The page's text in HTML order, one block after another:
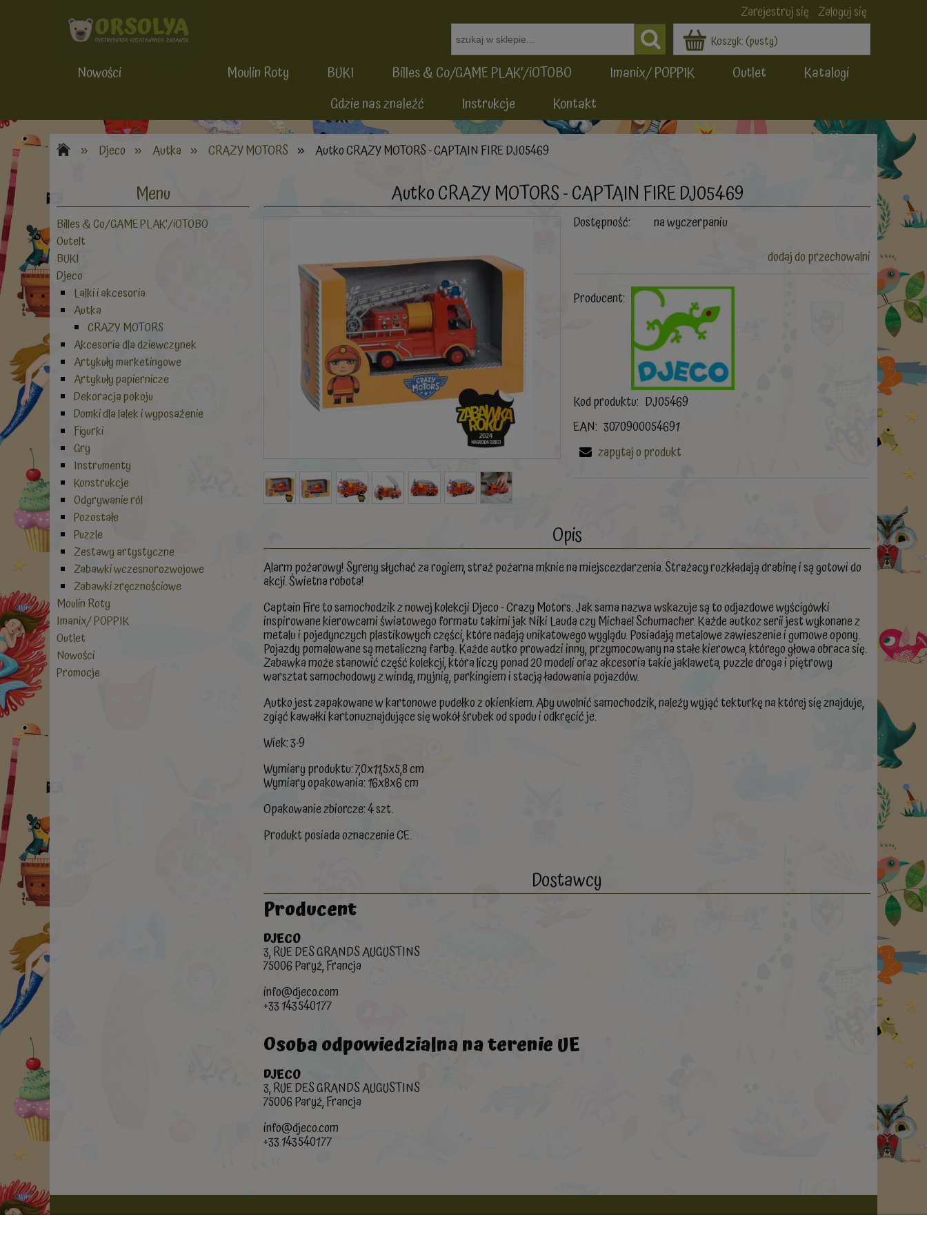
Zarejestruj się Zaloguj się
Koszyk:(pusty)
Nowości Moulin Roty BUKI Billes & Co/GAME PLAK'/iOTOBO Imanix/ POPPIK Outlet
Katalogi
Gdzie nas znaleźć
Instrukcje Kontakt
» Djeco » Autka » CRAZY MOTORS » Autko CRAZY MOTORS - CAPTAIN FIRE DJ05469
Menu
Billes & Co/GAME PLAK'/iOTOBO
Outelt
BUKI
Djeco
Lalki i akcesoria
Autka
CRAZY MOTORS
Akcesoria dla dziewczynek
Artykuły marketingowe
Artykuły papiernicze
Dekoracja pokoju
Domki dla lalek i wyposażenie
Figurki
Gry
Instrumenty
Konstrukcje
Odgrywanie ról
Pozostałe
Puzzle
Zestawy artystyczne
Zabawki wczesnorozwojowe
Zabawki zręcznościowe
Moulin Roty
Imanix/ POPPIK
Outlet
Nowości
Promocje
Autko CRAZY MOTORS - CAPTAIN FIRE DJ05469
Dostępność:
na wyczerpaniu
dodaj do przechowalni
Producent:
Kod produktu: DJ05469
EAN: 3070900054691
zapytaj o produkt
Opis
Alarm pożarowy! Syreny słychać za rogiem, straż pożarna mknie na miejscezdarzenia. Strażacy rozkładają drabinę i są gotowi do
akcji. Świetna robota!
Captain Fire to samochodzik z nowej kolekcji Djeco - Crazy Motors. Jak sama nazwa wskazuje są to odjazdowe wyścigówki
inspirowane kierowcami światowego formatu takimi jak Niki Lauda czy Michael Schumacher. Każde autkoz serii jest wykonane z
metalu i pojedynczych plastikowych części, które nadają unikatowego wyglądu. Posiadają metalowe zawieszenie i gumowe opony.
Pojazdy pomalowane są metaliczną farbą. Każde autko prowadzi inny, przymocowany na stałe kierowca, którego głowa obraca się.
Zabawka może stanowić część kolekcji, która liczy ponad 20 modeli oraz akcesoria takie jaklaweta, puzzle droga i piętrowy
warsztat samochodowy z windą, myjnią, parkingiem i stacją ładowania pojazdów.
Autko jest zapakowane w kartonowe pudełko z okienkiem. Aby uwolnić samochodzik, należy wyjąć tekturkę na której się znajduje,
zgiąć kawałki kartonuznajdujące się wokół śrubek od spodu i odkręcić je.
Wiek: 3-9
Wymiary produktu: 7,0x11,5x5,8 cm
Wymiary opakowania: 16x8x6 cm
Opakowanie zbiorcze: 4 szt.
Produkt posiada oznaczenie CE.
Dostawcy
Producent
DJECO
3, RUE DES GRANDS AUGUSTINS
75006 Paryż, Francja
info@djeco.com
+33 143540177
Osoba odpowiedzialna na terenie UE
DJECO
3, RUE DES GRANDS AUGUSTINS
75006 Paryż, Francja
info@djeco.com
+33 143540177